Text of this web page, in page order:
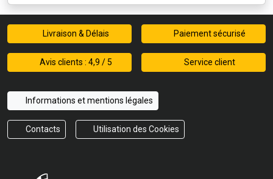
Livraison & Délais Paiement sécurisé
Avis clients : 4,9 / 5 Service client
Informations et mentions légales
Contacts Utilisation des Cookies